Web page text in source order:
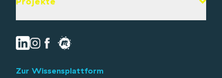
Zur Wissensplattform